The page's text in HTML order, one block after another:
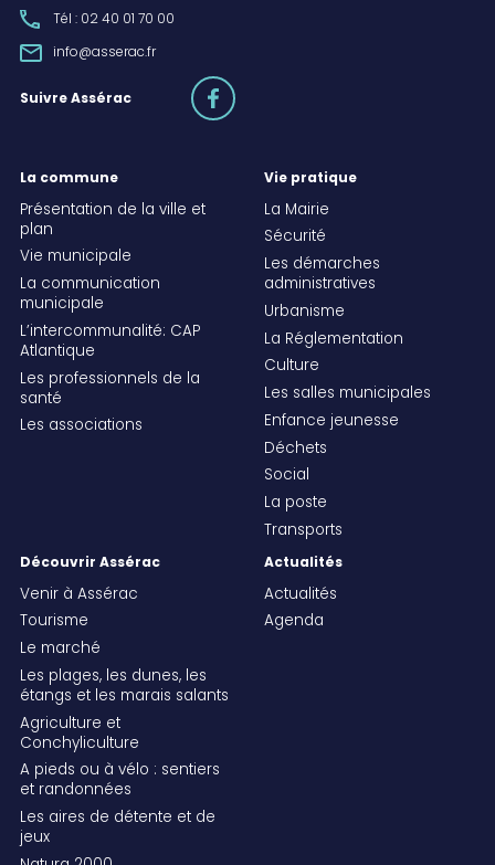
Tél : 02 40 01 70 00
info@asserac.fr
Suivre Assérac facebook
La commune
Présentation de la ville et
plan
Vie municipale
La communication
municipale
L’intercommunalité: CAP
Atlantique
Les professionnels de la
santé
Les associations
Vie pratique
La Mairie
Sécurité
Les démarches
administratives
Urbanisme
La Réglementation
Culture
Les salles municipales
Enfance jeunesse
Déchets
Social
La poste
Transports
Découvrir Assérac
Venir à Assérac
Tourisme
Le marché
Les plages, les dunes, les
étangs et les marais salants
Agriculture et
Conchyliculture
A pieds ou à vélo : sentiers
et randonnées
Les aires de détente et de
jeux
Actualités
Actualités
Agenda